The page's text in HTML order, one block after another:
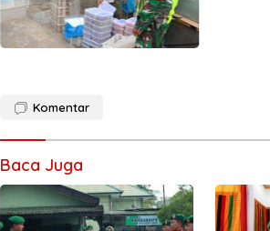
Komentar
Baca Juga